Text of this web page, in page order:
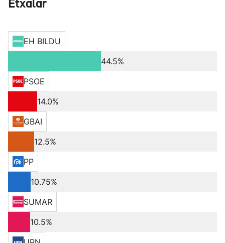
Etxalar
EH BILDU
44.5%
PSOE
14.0%
GBAI
12.5%
PP
10.75%
SUMAR
10.5%